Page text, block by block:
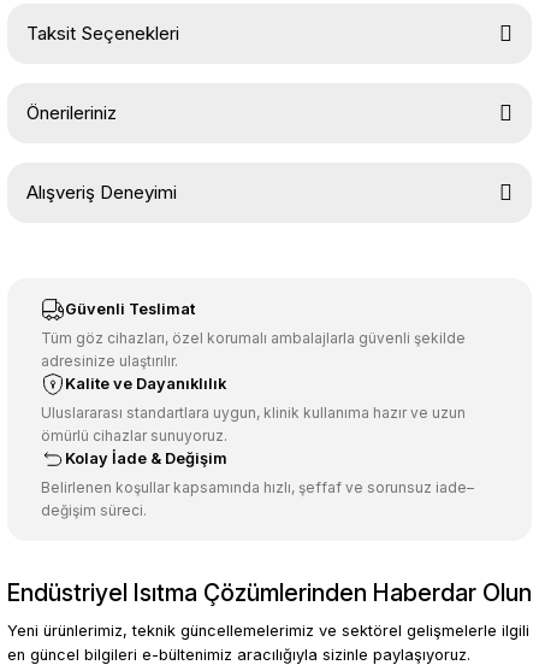
Taksit Seçenekleri
Önerileriniz
konularda yetersiz gördüğünüz noktaları öneri formunu kullanarak
Ürün resmi kalitesiz, bozuk veya görüntülenemiyor.
Ürün açıklamasında eksik bilgiler bulunuyor.
Ürün bilgilerinde hatalar bulunuyor.
Ürün fiyatı diğer sitelerden daha pahalı.
Bu ürüne benzer farklı alternatifler olmalı.
Gönder
Alışveriş Deneyimi
Güvenli Teslimat
Tüm göz cihazları, özel korumalı ambalajlarla güvenli şekilde
adresinize ulaştırılır.
Kalite ve Dayanıklılık
Uluslararası standartlara uygun, klinik kullanıma hazır ve uzun
ömürlü cihazlar sunuyoruz.
Kolay İade & Değişim
Belirlenen koşullar kapsamında hızlı, şeffaf ve sorunsuz iade–
değişim süreci.
Endüstriyel Isıtma Çözümlerinden Haberdar Olun
Yeni ürünlerimiz, teknik güncellemelerimiz ve sektörel gelişmelerle ilgili
en güncel bilgileri e-bültenimiz aracılığıyla sizinle paylaşıyoruz.